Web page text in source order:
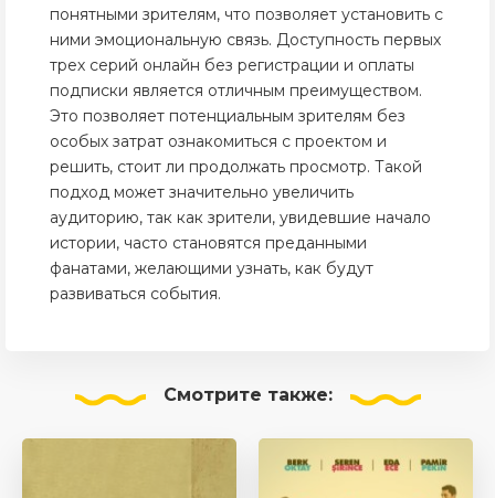
понятными зрителям, что позволяет установить с
ними эмоциональную связь. Доступность первых
трех серий онлайн без регистрации и оплаты
подписки является отличным преимуществом.
Это позволяет потенциальным зрителям без
особых затрат ознакомиться с проектом и
решить, стоит ли продолжать просмотр. Такой
подход может значительно увеличить
аудиторию, так как зрители, увидевшие начало
истории, часто становятся преданными
фанатами, желающими узнать, как будут
развиваться события.
Смотрите также: